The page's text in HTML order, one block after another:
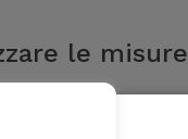
le misure